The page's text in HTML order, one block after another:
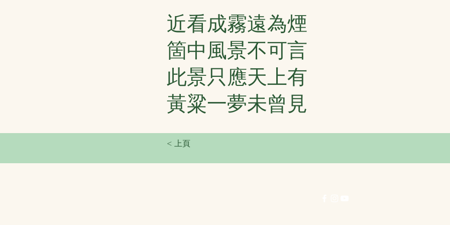
近看成霧遠為煙
箇中風景不可言
此景只應天上有
黃粱一夢未曾見
< 上頁